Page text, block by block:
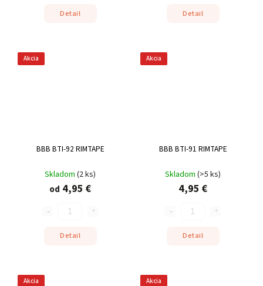
Detail Detail
Akcia
BBB BTI-92 RIMTAPE
Skladom (2 ks)
od 4,95 €
Detail
Akcia
BBB BTI-91 RIMTAPE
Skladom (>5 ks)
4,95 €
Detail
Akcia Akcia